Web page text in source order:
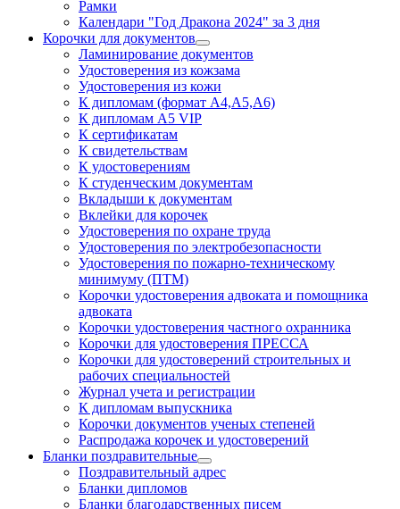
Рамки
Календари "Год Дракона 2024" за 3 дня
Корочки для документов
Ламинирование документов
Удостоверения из кожзама
Удостоверения из кожи
К дипломам (формат А4,А5,А6)
К дипломам А5 VIP
К сертификатам
К свидетельствам
К удостоверениям
К студенческим документам
Вкладыши к документам
Вклейки для корочек
Удостоверения по охране труда
Удостоверения по электробезопасности
Удостоверения по пожарно-техническому
минимуму (ПТМ)
Корочки удостоверения адвоката и помощника
адвоката
Корочки удостоверения частного охранника
Корочки для удостоверения ПРЕССА
Корочки для удостоверений строительных и
рабочих специальностей
Журнал учета и регистрации
К дипломам выпускника
Корочки документов ученых степеней
Распродажа корочек и удостоверений
Бланки поздравительные
Поздравительный адрес
Бланки дипломов
Бланки благодарственных писем